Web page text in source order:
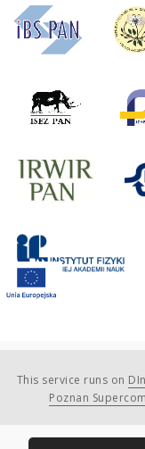
This service runs on
Poznan